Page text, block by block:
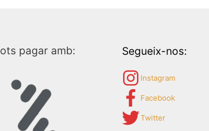
pagar amb: Segueix-nos:
Instagram
Facebook
Twitter